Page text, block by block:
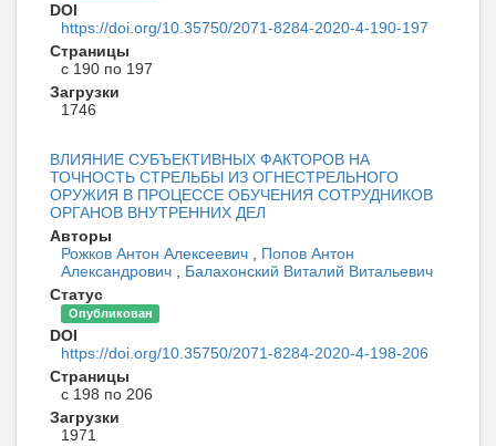
DOI
https://doi.org/10.35750/2071-8284-2020-4-190-197
Страницы
с 190 по 197
Загрузки
1746
ВЛИЯНИЕ СУБЪЕКТИВНЫХ ФАКТОРОВ НА
ТОЧНОСТЬ СТРЕЛЬБЫ ИЗ ОГНЕСТРЕЛЬНОГО
ОРУЖИЯ В ПРОЦЕССЕ ОБУЧЕНИЯ СОТРУДНИКОВ
ОРГАНОВ ВНУТРЕННИХ ДЕЛ
Авторы
Рожков Антон Алексеевич
Попов Антон
Александрович
Балахонский Виталий Витальевич
Статус
Опубликован
DOI
https://doi.org/10.35750/2071-8284-2020-4-198-206
Страницы
с 198 по 206
Загрузки
1971